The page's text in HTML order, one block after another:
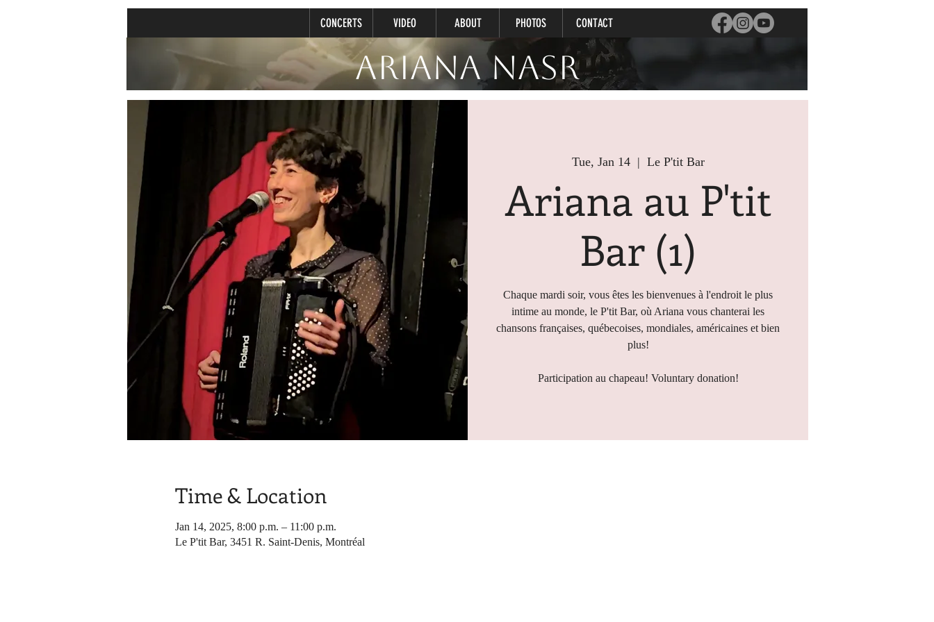
CONCERTS VIDEO ABOUT PHOTOS CONTACT
Ariana Nasr
Tue, Jan 14
  |
Le P'tit Bar
Ariana au P'tit
Bar (1)
Chaque mardi soir, vous êtes les bienvenues à l'endroit le plus
intime au monde, le P'tit Bar, où Ariana vous chanterai les
chansons françaises, québecoises, mondiales, américaines et bien
plus!
Participation au chapeau! Voluntary donation!
Time & Location
Jan 14, 2025, 8:00 p.m. – 11:00 p.m.
Le P'tit Bar, 3451 R. Saint-Denis, Montréal